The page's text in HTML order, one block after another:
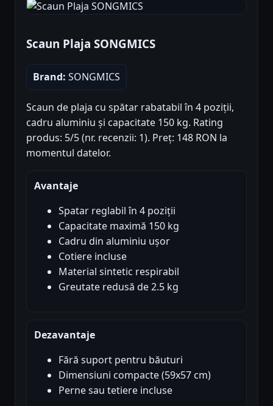
Scaun Plaja SONGMICS
Brand: SONGMICS
Scaun de plaja cu spătar rabatabil în 4 poziții,
cadru aluminiu și capacitate 150 kg. Rating
produs: 5/5 (nr. recenzii: 1). Preț: 148 RON la
momentul datelor.
Avantaje
Spatar reglabil în 4 poziții
Capacitate maximă 150 kg
Cadru din aluminiu ușor
Cotiere incluse
Material sintetic respirabil
Greutate redusă de 2.5 kg
Dezavantaje
Fără suport pentru băuturi
Dimensiuni compacte (59x57 cm)
Perne sau tetiere incluse